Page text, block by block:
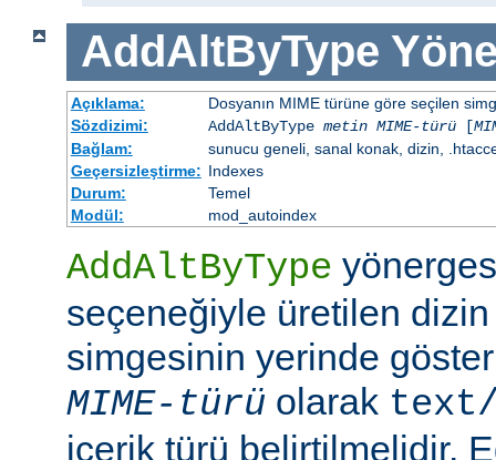
AddAltByType
Açıklama:
Dosyanın MIME türüne göre seçilen
Sözdizimi:
AddAltByType metin MIME-türü[
Bağlam:
sunucu geneli, sanal konak, dizin,
Geçersizleştirme: Indexes
Durum:
Temel
Modül:
mod_autoindex
AddAltByType
seçeneğiyle üretilen
simgesinin yerinde
MIME-türü olarak
içerik türü belirtilmelidir.